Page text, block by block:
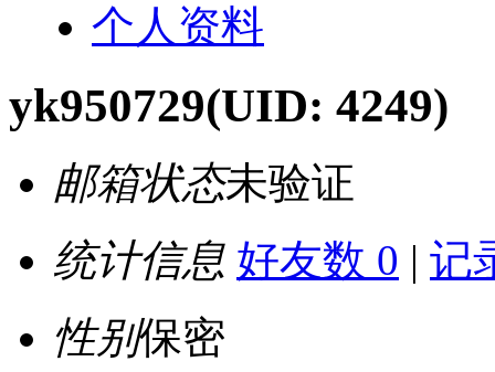
个人资料
yk950729(UID: 4249)
邮箱状态未验证
统计信息 好友数 0 | 记
性别保密